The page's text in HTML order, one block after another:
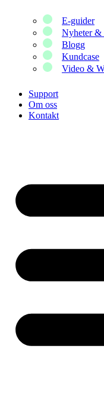
E-guider
Nyheter &
Blogg
Kundcase
Video &
Support
Om oss
Kontakt